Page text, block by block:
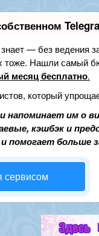
— без ведения
тоже. Нашли самый
месяц бесплатно.
который
напоминает им о
кэшбэк и
помогает больше
сервисом